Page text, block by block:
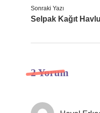
Sonraki Yazı
Selpak Kağıt
2 Yorum